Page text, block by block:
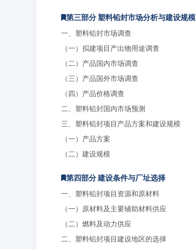
第三部分 塑料铅封市场分析与建设规模
一、塑料铅封市场调查
（一）拟建项目产出物用途调查
（二）产品国内市场调查
（三）产品国外市场调查
（四）产品价格调查
二、塑料铅封国内市场预测
三、塑料铅封项目产品方案和建设规模
（一）产品方案
（二）建设规模
第四部分 建设条件与厂址选择
一、塑料铅封项目资源和原材料
（一）原材料及主要辅助材料供应
（二）燃料及动力供应
二、塑料铅封项目建设地区的选择